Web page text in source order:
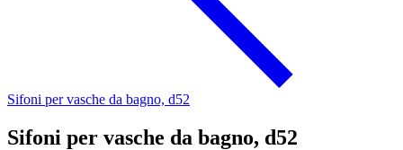
Sifoni per vasche da bagno, d52
Sifoni per vasche da bagno, d52